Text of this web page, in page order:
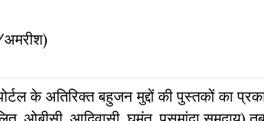
के अतिरिक्‍त बहुजन मुद्दों की पुस्‍तकों का